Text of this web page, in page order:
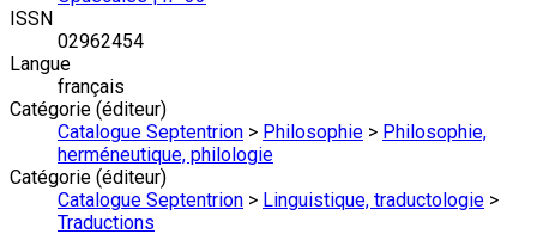
ISSN
02962454
Langue
français
Catégorie (éditeur)
Catalogue Septentrion > Philosophie > Philosophie,
herméneutique, philologie
Catégorie (éditeur)
Catalogue Septentrion > Linguistique, traductologie >
Traductions